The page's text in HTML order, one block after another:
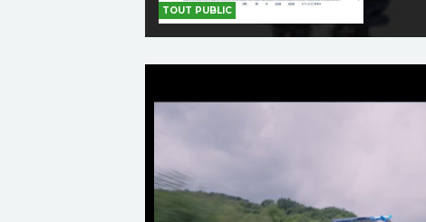
TOUT PUBLIC